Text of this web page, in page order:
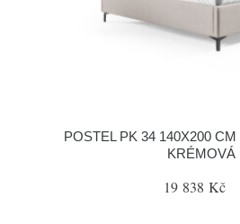
POSTEL PK 34 140X200
KRÉMOVÁ
19 838 Kč